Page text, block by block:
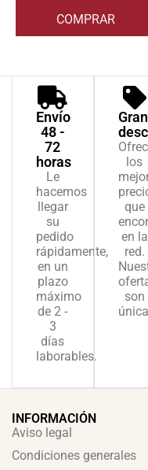
COMPRAR
Envío
48 -
72
horas
Le
hacemos
llegar
su
pedido
rápidamente,
en un
plazo
máximo
de 2 -
3
días
laborables.
los
que
en la
red.
son
INFORMACIÓN
Aviso legal
Condiciones generales